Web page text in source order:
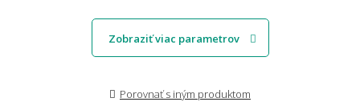
Zobraziť viac parametrov
Porovnať s iným produktom